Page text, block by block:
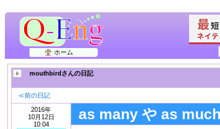
ホーム
mouthbirdさんの日記
≪前の日記
2016年
10月12日
10:04
as many や as